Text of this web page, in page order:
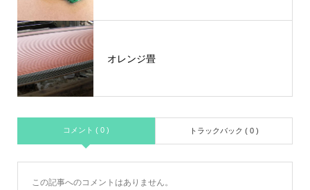
オレンジ畳
コメント ( 0 ) トラックバック ( 0 )
この記事へのコメントはありません。